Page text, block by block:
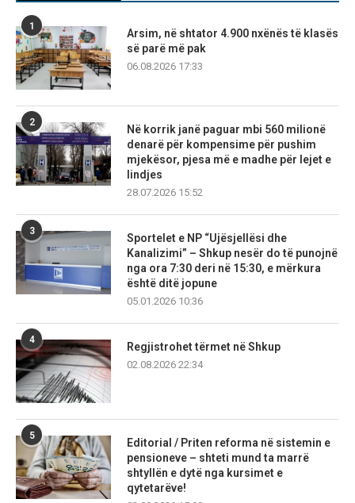
1
Arsim, në shtator 4.900 nxënës të klasës
së parë më pak
06.08.2026 17:33
2
Në korrik janë paguar mbi 560 milionë
denarë për kompensime për pushim
mjekësor, pjesa më e madhe për lejet e
lindjes
28.07.2026 15:52
3
Sportelet e NP “Ujësjellësi dhe
Kanalizimi” – Shkup nesër do të punojnë
nga ora 7:30 deri në 15:30, e mërkura
është ditë jopune
05.01.2026 10:36
4
Regjistrohet tërmet në Shkup
02.08.2026 22:34
5
Editorial / Priten reforma në sistemin e
pensioneve – shteti mund ta marrë
shtyllën e dytë nga kursimet e
qytetarëve!